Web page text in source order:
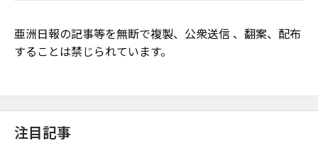
亜洲日報の記事等を無断で複製、公衆送信 、翻案、配布
することは禁じられています。
注目記事